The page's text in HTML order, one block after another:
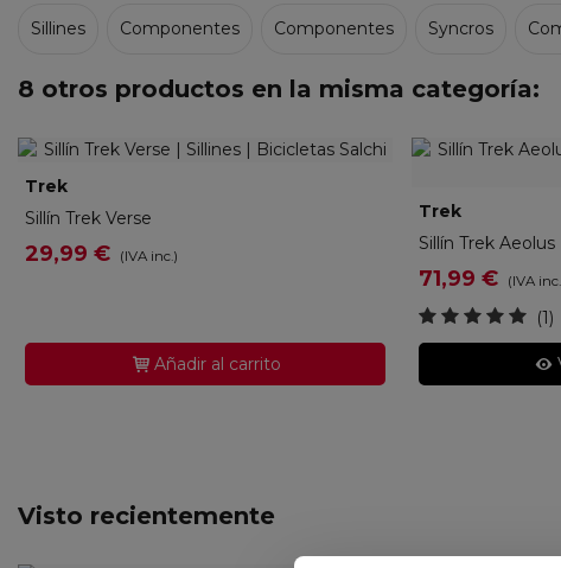
Sillines Componentes Componentes Syncros
8 otros productos en la misma categoría:
Trek
Sillín Trek Verse
29,99 € (IVA inc.)
Añadir al carrito
Trek
Sillín Trek Aeolus
71,99 € (IVA
(1)
Visto recientemente